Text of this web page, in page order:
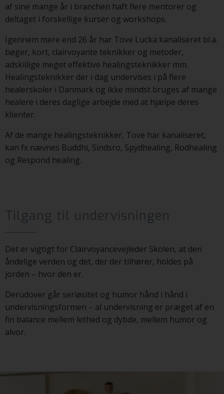
af sine mange år i branchen haft flere mentorer og
deltaget i forskellige kurser og workshops.
Igennem mere end 26 år har Tove Lucka kanaliseret bl.a.
bøger, kort, clairvoyante teknikker og metoder,
adskillige meget effektive healingsteknikker mm.
Healingsteknikker der i dag undervises i på flere
healerskoler i Danmark og ikke mindst bruges af mange
healere i deres daglige arbejde med at hjælpe deres
klienter.
Af de mange healingsteknikker, Tove har kanaliseret,
kan fx nævnes Buddhi, Sindsro, Spydhealing, Rodhealing
og Respond healing.
Tilgang til undervisningen
Det er vigtigt for Clairvoyancevejleder Skolen, at den
åndelige verden og det, der der tilhører, holdes på
jorden – hvor den er.
Derudover går seriøsitet og humor hånd i hånd i
undervisningsformen – al undervisning er præget af en
fin balance mellem lethed og dybde, mellem humor og
alvor.